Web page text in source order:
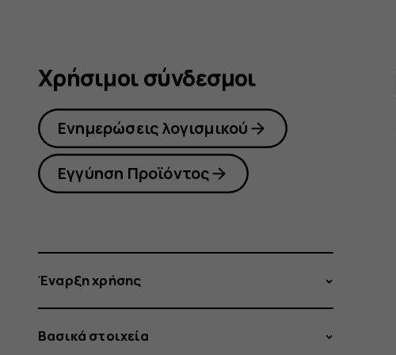
Χρήσιμοι σύνδεσμοι
Ενημερώσεις λογισμικού
Εγγύηση Προϊόντος
Έναρξη χρήσης
Βασικά στοιχεία